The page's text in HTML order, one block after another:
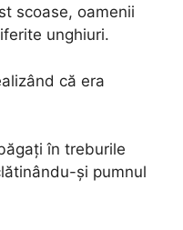
scoase, oamenii
unghiuri.
că era
în treburile
și pumnul